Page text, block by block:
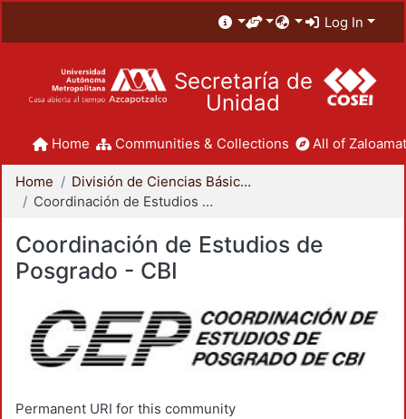
Log In
Secretaría de
Unidad
Home Communities & Collections All of
Home
División de Ciencias Básicas e Ingeniería
Coordinación de Estudios de Posgrado - CBI
Coordinación de Estudios de
Posgrado - CBI
Permanent URI for this community